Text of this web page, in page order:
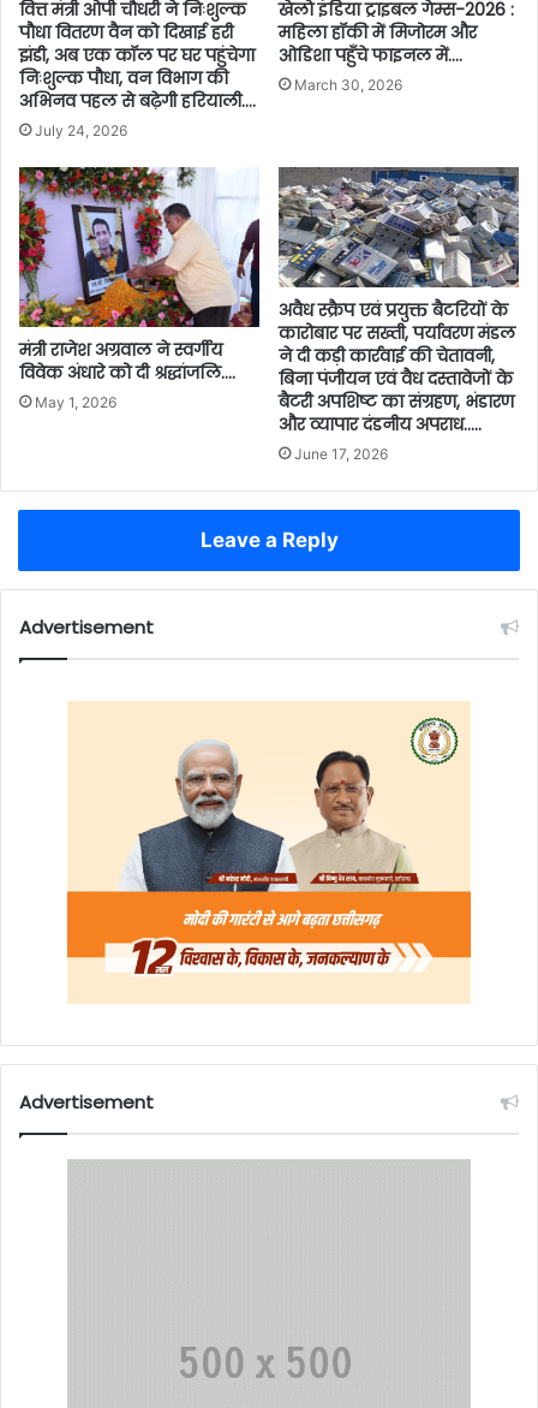
वित्त मंत्री ओपी चौधरी ने निःशुल्क
पौधा वितरण वैन को दिखाई हरी
झंडी, अब एक कॉल पर घर पहुंचेगा
निःशुल्क पौधा, वन विभाग की
अभिनव पहल से बढ़ेगी हरियाली….
July 24, 2026
खेलो इंडिया ट्राइबल गेम्स-2026 :
महिला हॉकी में मिजोरम और
ओडिशा पहुँचे फाइनल में….
March 30, 2026
मंत्री राजेश अग्रवाल ने स्वर्गीय
विवेक अंधारे को दी श्रद्धांजलि….
May 1, 2026
अवैध स्क्रैप एवं प्रयुक्त बैटरियों के
कारोबार पर सख्ती, पर्यावरण मंडल
ने दी कड़ी कार्रवाई की चेतावनी,
बिना पंजीयन एवं वैध दस्तावेजों के
बैटरी अपशिष्ट का संग्रहण, भंडारण
और व्यापार दंडनीय अपराध…..
June 17, 2026
Leave a Reply
Advertisement
Advertisement